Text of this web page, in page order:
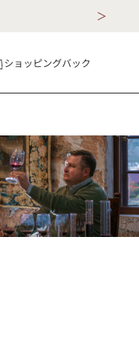
ショッピングバック